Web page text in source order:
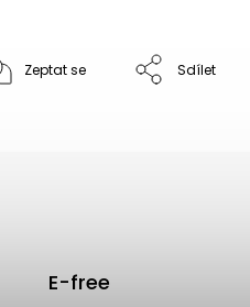
Zeptat se Sdílet
E-free